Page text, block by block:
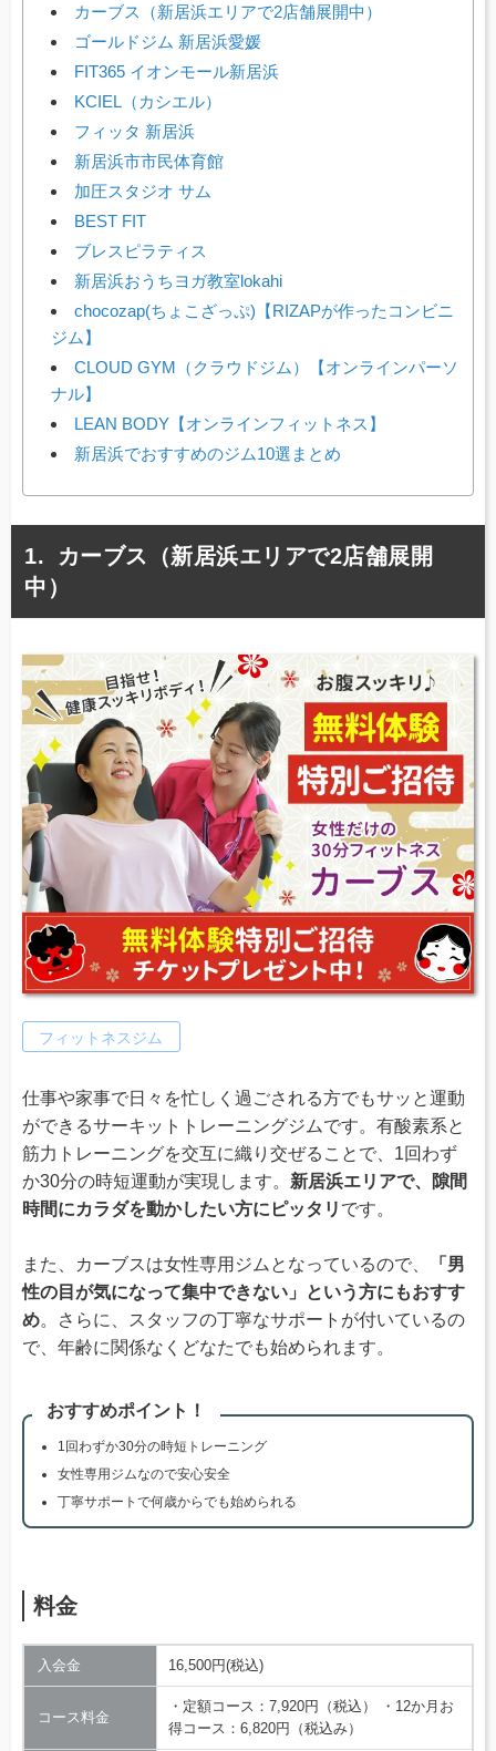
カーブス（新居浜エリアで2店舗展開中）
ゴールドジム 新居浜愛媛
FIT365 イオンモール新居浜
KCIEL（カシエル）
フィッタ 新居浜
新居浜市市民体育館
加圧スタジオ サム
BEST FIT
ブレスピラティス
新居浜おうちヨガ教室lokahi
chocozap(ちょこざっぷ)【RIZAPが作ったコンビニ
ジム】
CLOUD GYM（クラウドジム）【オンラインパーソ
ナル】
LEAN BODY【オンラインフィットネス】
新居浜でおすすめのジム10選まとめ
カーブス（新居浜エリアで2店舗展開
中）
フィットネスジム
仕事や家事で日々を忙しく過ごされる方でもサッと運動
ができるサーキットトレーニングジムです。有酸素系と
筋力トレーニングを交互に織り交ぜることで、1回わず
か30分の時短運動が実現します。 新居浜エリアで、隙間
時間にカラダを動かしたい方にピッタリ です。
また、カーブスは女性専用ジムとなっているので、
「男
性の目が気になって集中できない」という方にもおすす
め。さらに、スタッフの丁寧なサポートが付いているの
で、年齢に関係なくどなたでも始められます。
おすすめポイント！
1回わずか30分の時短トレーニング
女性専用ジムなので安心安全
丁寧サポートで何歳からでも始められる
料金
入会金 16,500円(税込)
コース料金
・定額コース：7,920円（税込） ・12か月お
得コース：6,820円（税込み）